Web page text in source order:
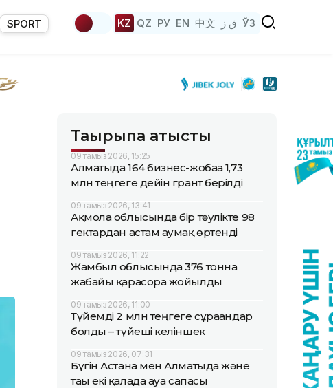
SPORT KZ QZ РУ EN 中文 ق ز ЎЗ
Тақырыпқа қатысты
09 тамыз 2026, 15:25
Алматыда 164 бизнес-жобаға 1,73
млн теңгеге дейін грант берілді
09 тамыз 2026, 13:41
Ақмола облысында бір тәулікте 98
гектардан астам аумақ өртенді
09 тамыз 2026, 11:22
Жамбыл облысында 376 тонна
жабайы қарасора жойылды
09 тамыз 2026, 11:00
Түйемді 2 млн теңгеге сұрағандар
болды – түйеші келіншек
09 тамыз 2026, 07:31
Бүгін Астана мен Алматыда және
тағы екі қалада ауа сапасы